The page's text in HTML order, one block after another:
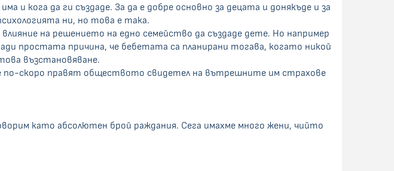
и кога да ги създаде. За да е добре основно за децата и донякъде и за
ни, но това е така.
на решението на едно семейство да създаде дете. Но например
простата причина, че бебетата са планирани тогава, когато никой
възстановяване.
по-скоро правят обществото свидетел на вътрешните им страхове
като абсолютен брой раждания. Сега имахме много жени, чийто